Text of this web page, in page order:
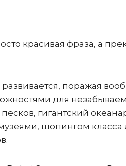
красивая фраза, а
поражая
для
гигантский
шопингом